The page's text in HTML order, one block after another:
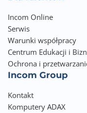
Incom Online
Serwis
Warunki współpracy
Centrum Edukacji i
Ochrona i
Incom Group
Kontakt
Komputery ADAX